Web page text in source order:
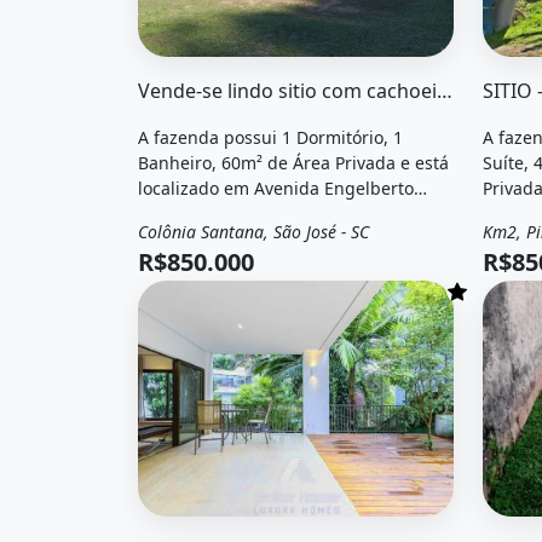
Vende-se lindo sitio com cachoeira em São José na Colônia Santana
A fazenda possui 1 Dormitório, 1
Banheiro, 60m² de Área Privada e está
localizado em Avenida Engelberto
R$850.000.
Venda Fazenda / Sítio
Colônia Santana, São José - SC
R$850.000
A
Suíte,
Km2,